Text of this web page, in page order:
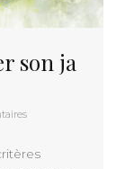
son ja